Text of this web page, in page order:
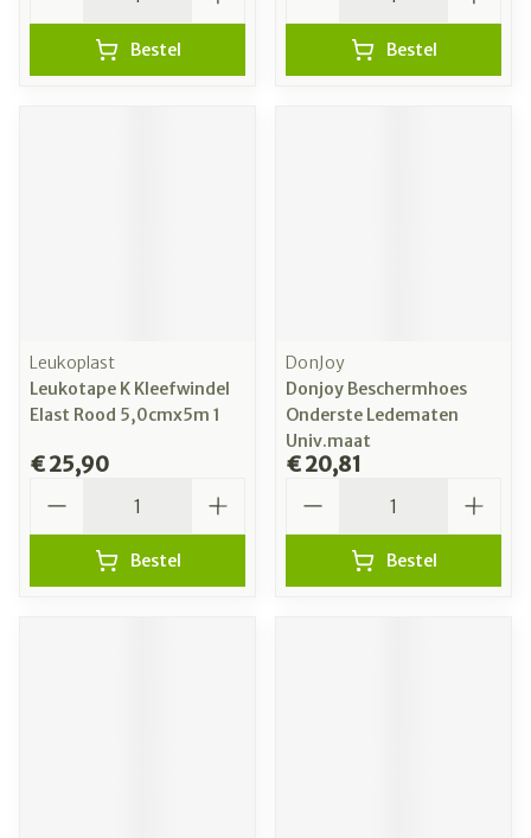
Bestel Bestel
Leukoplast
Leukotape K Kleefwindel
Elast Rood 5,0cmx5m 1
€ 25,90
Bestel
DonJoy
Donjoy Beschermhoes
Onderste Ledematen
Univ.maat
€ 20,81
Bestel